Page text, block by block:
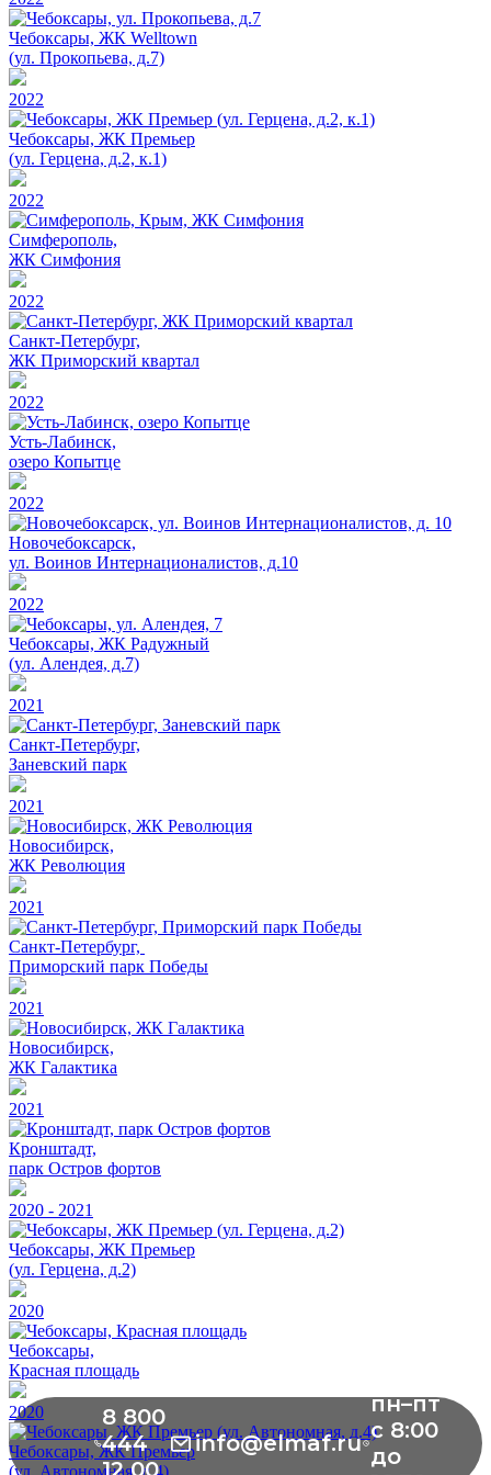
Чебоксары, ЖК Welltown
(ул. Прокопьева, д.7)
2022
Чебоксары, ЖК Премьер
(ул. Герцена, д.2, к.1)
2022
Симферополь,
ЖК Симфония
2022
Санкт-Петербург,
ЖК Приморский квартал
2022
Усть-Лабинск,
озеро Копытце
2022
Новочебоксарск,
ул. Воинов Интернационалистов, д.10
2022
Чебоксары, ЖК Радужный
(ул. Алендея, д.7)
2021
Санкт-Петербург,
Заневский парк
2021
Новосибирск,
ЖК Революция
2021
Санкт-Петербург,
Приморский парк Победы
2021
Новосибирск,
ЖК Галактика
2021
Кронштадт,
парк Остров фортов
2020 - 2021
Чебоксары, ЖК Премьер
(ул. Герцена, д.2)
2020
Чебоксары,
Красная площадь
2020
Чебоксары, ЖК Премьер
(ул. Автономная, д.4)
8 800
444
12 00
info@elmaf.ru
пн–пт
с 8:00
до